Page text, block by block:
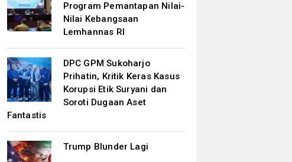
Program Pemantapan Nilai-
Nilai Kebangsaan
Lemhannas RI
DPC GPM Sukoharjo
Prihatin, Kritik Keras Kasus
Korupsi Etik Suryani dan
Soroti Dugaan Aset
Fantastis
Trump Blunder Lagi